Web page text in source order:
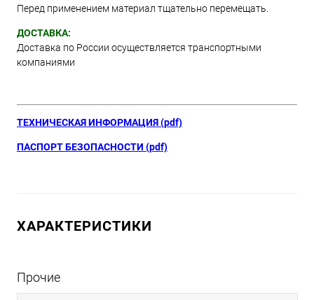
Перед применением материал тщательно перемещать.
ДОСТАВКА:
Доставка по России осуществляется транспортными
компаниями
ТЕХНИЧЕСКАЯ ИНФОРМАЦИЯ (pdf)
ПАСПОРТ БЕЗОПАСНОСТИ (pdf)
ХАРАКТЕРИСТИКИ
Прочие